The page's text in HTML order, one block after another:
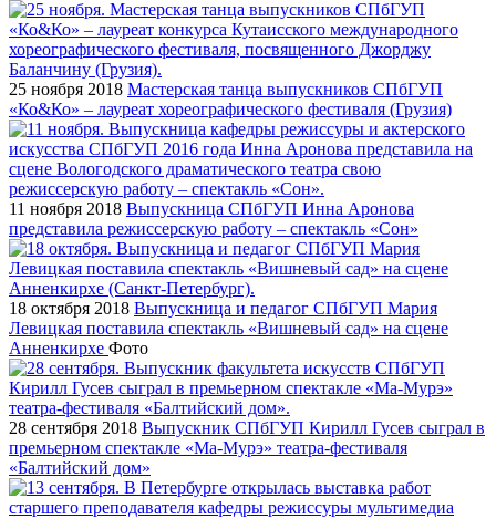
25 ноября 2018 Мастерская танца выпускников СПбГУП
«Ко&Ко» – лауреат хореографического фестиваля (Грузия)
11 ноября 2018 Выпускница СПбГУП Инна Аронова
представила режиссерскую работу – спектакль «Сон»
18 октября 2018 Выпускница и педагог СПбГУП Мария
Левицкая поставила спектакль «Вишневый сад» на сцене
Анненкирхе Фото
28 сентября 2018 Выпускник СПбГУП Кирилл Гусев сыграл в
премьерном спектакле «Ма-Мурэ» театра-фестиваля
«Балтийский дом»